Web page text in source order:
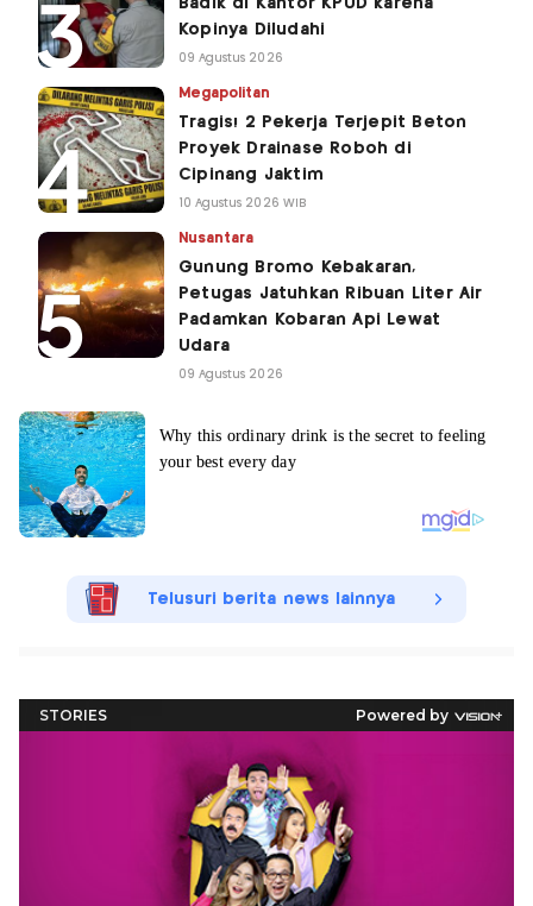
Badik di Kantor KPUD karena
Kopinya Diludahi
09 Agustus 2026
Megapolitan
Tragis! 2 Pekerja Terjepit Beton
Proyek Drainase Roboh di
Cipinang Jaktim
10 Agustus 2026 WIB
Nusantara
Gunung Bromo Kebakaran,
Petugas Jatuhkan Ribuan Liter Air
Padamkan Kobaran Api Lewat
Udara
09 Agustus 2026
Telusuri berita news lainnya